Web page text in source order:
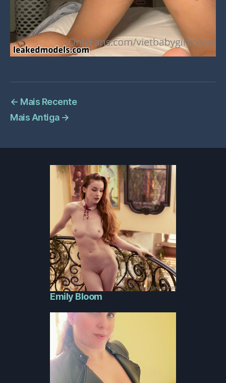
← Mais Recente
Mais Antiga →
Emily Bloom